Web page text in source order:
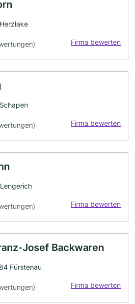
Firma bewerten
Firma bewerten
Firma bewerten
Josef Backwaren
Fürstenau
Firma bewerten